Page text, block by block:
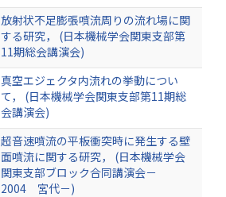
放射状不足膨張噴流周りの流れ場に関
する研究， (日本機械学会関東支部第
11期総会講演会)
真空エジェクタ内流れの挙動につい
て， (日本機械学会関東支部第11期総
会講演会)
超音速噴流の平板衝突時に発生する壁
面噴流に関する研究， (日本機械学会
関東支部ブロック合同講演会－
2004 宮代－)